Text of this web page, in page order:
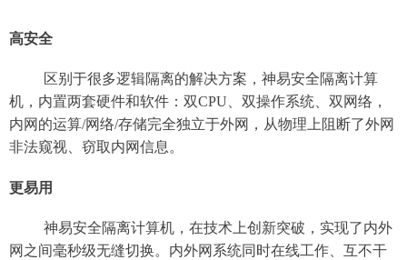
高安全
区别于很多逻辑隔离的解决方案， 神易安全隔离计算
机，内置两套硬件和软件：双CPU、双操作系统、双网络，
内网的运算/网络/存储完全独立于外网 ，从物理上阻断了外网
非法窥视 、窃取内网信息 。
更易用
神易安全隔离计算机， 在技术上创新突破， 实现了内外
网之间毫秒级无缝切换。 内外网系统同时在线工作 、互不干